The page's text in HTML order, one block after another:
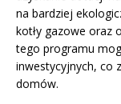
na bardziej
kotły gazowe oraz
tego programu
inwestycyjnych, co
domów.